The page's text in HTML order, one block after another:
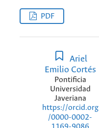
PDF
Ariel
Emilio Cortés
Pontificia
Universidad
Javeriana
https://orcid.org
/0000-0002-